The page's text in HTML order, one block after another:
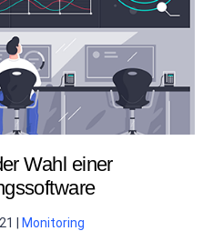
Wahl einer
Monitoring